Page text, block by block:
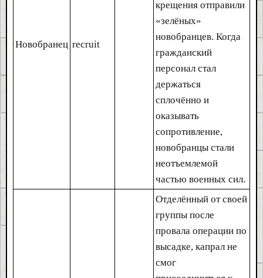
Новобранец recruit
крещения отправили
«зелёных»
новобранцев. Когда
гражданский
персонал стал
держаться
сплочённо и
оказывать
сопротивление,
новобранцы стали
неотъемлемой
частью военных сил.
Отделённый от своей
группы после
провала операции по
высадке, капрал не
смог